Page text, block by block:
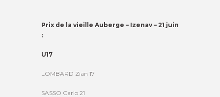
Prix de la vieille Auberge – Izenav – 21 juin
:
U17
LOMBARD Zian 17
SASSO Carlo 21